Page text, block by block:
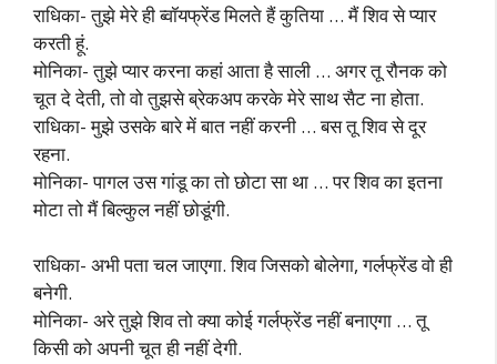
राधिका- तुझे मेरे ही ब्वॉयफ्रेंड मिलते हैं कुतिया … मैं शिव से प्यार
करती हूं.
मोनिका- तुझे प्यार करना कहां आता है साली … अगर तू रौनक को
चूत दे देती, तो वो तुझसे ब्रेकअप करके मेरे साथ सैट ना होता.
राधिका- मुझे उसके बारे में बात नहीं करनी … बस तू शिव से दूर
रहना.
मोनिका- पागल उस गांडू का तो छोटा सा था … पर शिव का इतना
मोटा तो मैं बिल्कुल नहीं छोडूंगी.
राधिका- अभी पता चल जाएगा. शिव जिसको बोलेगा, गर्लफ्रेंड वो ही
बनेगी.
मोनिका- अरे तुझे शिव तो क्या कोई गर्लफ्रेंड नहीं बनाएगा … तू
किसी को अपनी चूत ही नहीं देगी.